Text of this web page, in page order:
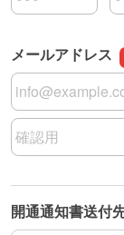
携帯電話の市外
携帯電話の市内
携帯電話の加入者
メールアドレス
メールアドレス
メールアドレスの
開通通知書送付